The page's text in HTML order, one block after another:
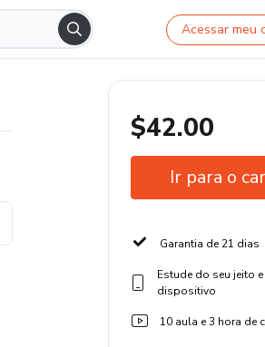
Acessar meu
$42.00
Ir para o
Garantia de 21 dias
Estude do seu jeito
dispositivo
10 aula e 3 hora de